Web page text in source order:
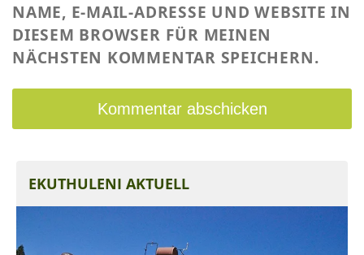
NAME, E-MAIL-ADRESSE UND WEBSITE IN
DIESEM BROWSER FÜR MEINEN
NÄCHSTEN KOMMENTAR SPEICHERN.
EKUTHULENI AKTUELL